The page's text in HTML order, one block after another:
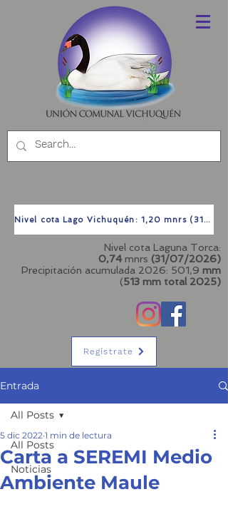
Nivel cota Lago Vichuquén: 1,20 mnrs (31/07/2026)
Nivel cota Laguna Torca:
0,74mnrs (31/07/2026)
Precipitación acumulada 2026: 501,9 mm
(513 mm total 2025)
Regístrate
Entrada
All Posts
Noticias
All Posts
Carta a SEREMI Medio
Ambiente Maule
5 dic 2022 1 min de lectura